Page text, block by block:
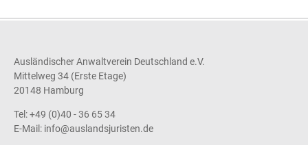
Ausländischer Anwaltverein Deutschland e.V.
Mittelweg 34 (Erste Etage)
20148 Hamburg
Tel: +49 (0)40 - 36 65 34
E-Mail: info@auslandsjuristen.de